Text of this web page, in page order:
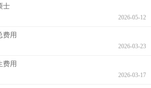
士
2026-05-12
费用
2026-03-23
费用
2026-03-17